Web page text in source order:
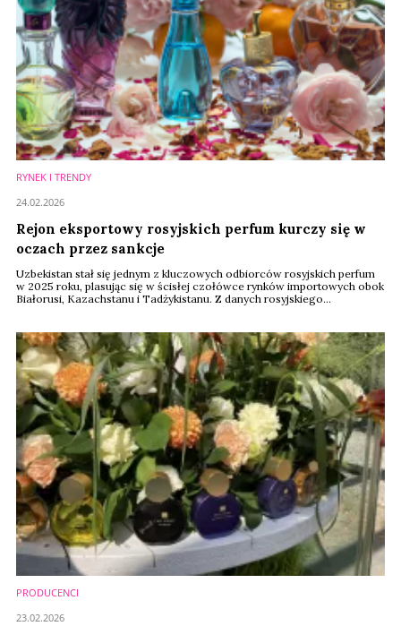
RYNEK I TRENDY
Rejon eksportowy rosyjskich perfum kurczy się w
oczach przez sankcje
Uzbekistan stał się jednym z kluczowych odbiorców rosyjskich perfum
w 2025 roku, plasując się w ścisłej czołówce rynków importowych obok
Białorusi, Kazachstanu i Tadżykistanu. Z danych rosyjskiego
24.02.2026
PRODUCENCI
23.02.2026